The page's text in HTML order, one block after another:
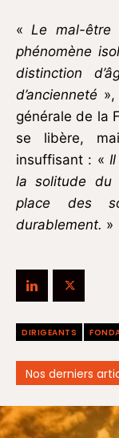
«Le mal-être
phénomène
distinction
d’ancienneté
générale de la
se libère,
insuffisant : «
la solitude du
place des
durablement. »
DIRIGEANTS
Nos derniers